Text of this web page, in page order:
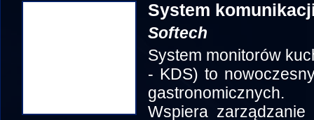
System
Softech
System monitorów
- KDS) to
gastronomicznych.
Wspiera